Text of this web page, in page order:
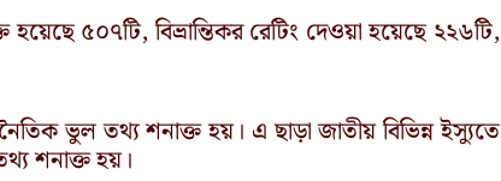
৫০৭টি, বিভ্রান্তিকর রেটিং দেওয়া হয়েছে ২২৬টি,
ভুল তথ্য শনাক্ত হয়। এ ছাড়া জাতীয় বিভিন্ন ইস্যুতে
শনাক্ত হয়।